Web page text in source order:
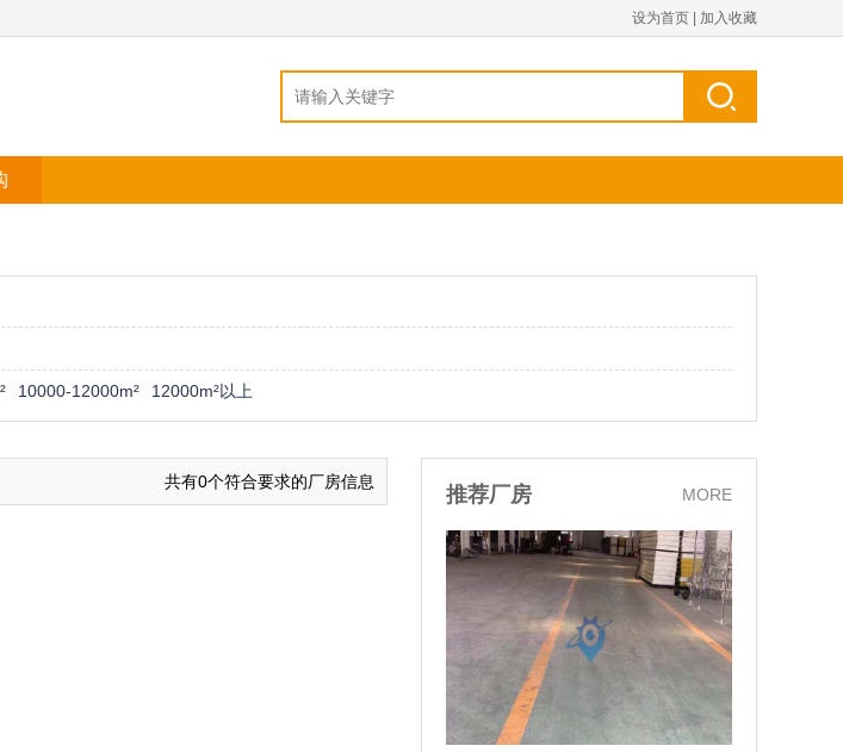
设为首页 加入收藏
10000-12000m² 12000m²以上
共有0个符合要求的厂房信息
推荐厂房 MORE